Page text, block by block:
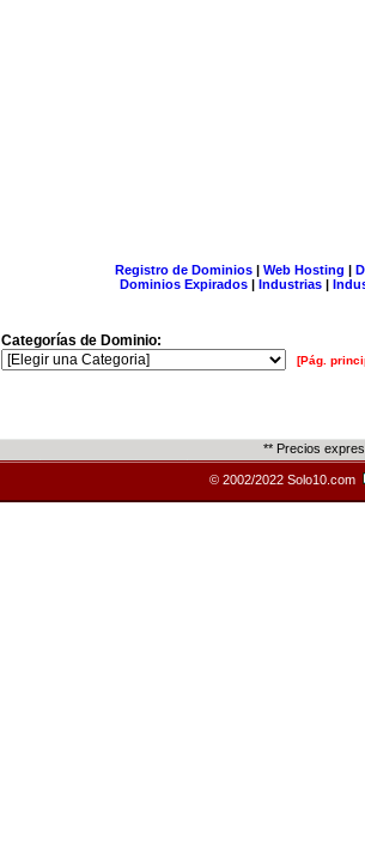
Registro de Dominios| Web Hosting |
Dominios Expirados | Industrias |
Categorías de Dominio:
[Pág.
** Precios
© 2002/2022 Solo10.com